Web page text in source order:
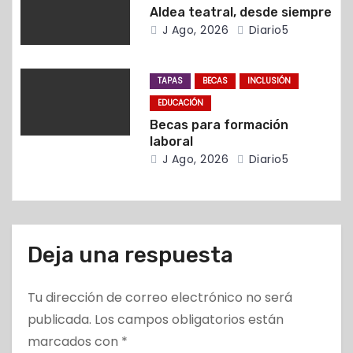
r
Aldea teatral, desde siempre
J Ago, 2026 Diario5
TAPAS BECAS
INCLUSIÓN
EDUCACIÓN
Becas para formación
laboral
J Ago, 2026 Diario5
Deja una respuesta
Tu dirección de correo electrónico no será
publicada. Los campos obligatorios están
marcados con *